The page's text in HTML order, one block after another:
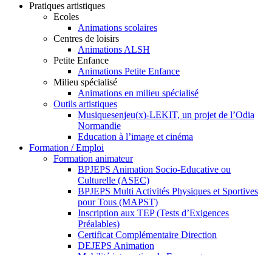
Pratiques artistiques
Ecoles
Animations scolaires
Centres de loisirs
Animations ALSH
Petite Enfance
Animations Petite Enfance
Milieu spécialisé
Animations en milieu spécialisé
Outils artistiques
Musiquesenjeu(x)-LEKIT, un projet de l’Odia
Normandie
Education à l’image et cinéma
Formation / Emploi
Formation animateur
BPJEPS Animation Socio-Educative ou
Culturelle (ASEC)
BPJEPS Multi Activités Physiques et Sportives
pour Tous (MAPST)
Inscription aux TEP (Tests d’Exigences
Préalables)
Certificat Complémentaire Direction
DEJEPS Animation